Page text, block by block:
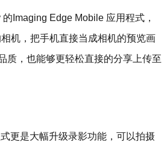
Imaging Edge Mobile 应用程式，
机，把手机直接当成相机的预览画
质，也能够更轻松直接的分享上传至
更是大幅升级录影功能，可以拍摄